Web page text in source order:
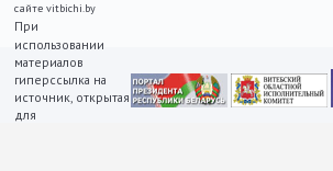
сайте vitbichi.by
При
использовании
материалов
гиперссылка на
источник, открытая
для